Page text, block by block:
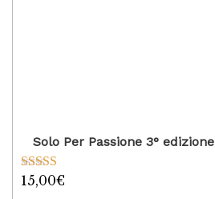
Solo Per Passione 3° edizione
Valutato
15,00€